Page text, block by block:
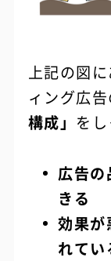
上記の図
ィング広告
構成」 を
広告の
きる
効果が
れて